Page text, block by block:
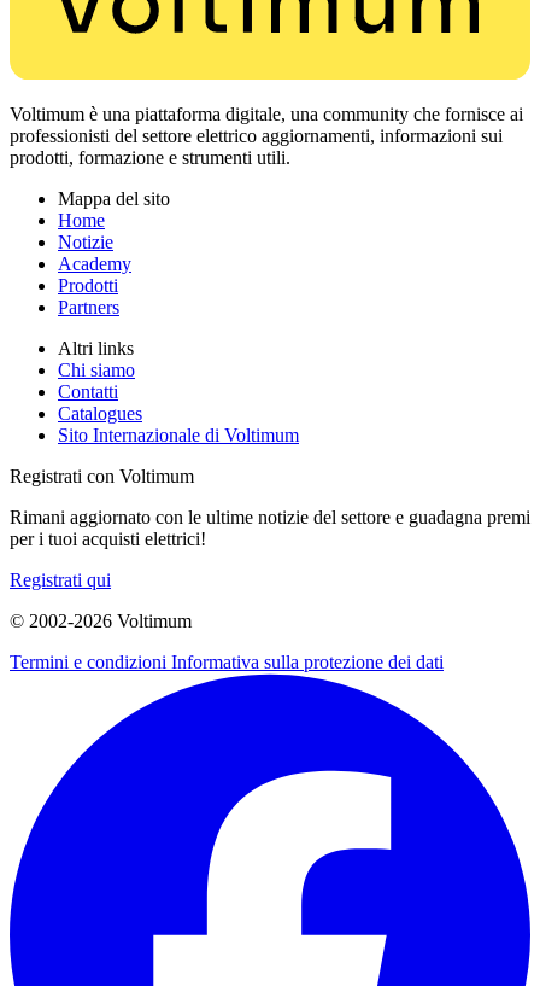
Voltimum è una piattaforma digitale, una community che fornisce ai
professionisti del settore elettrico aggiornamenti, informazioni sui
prodotti, formazione e strumenti utili.
Mappa del sito
Home
Notizie
Academy
Prodotti
Partners
Altri links
Chi siamo
Contatti
Catalogues
Sito Internazionale di Voltimum
Registrati con Voltimum
Rimani aggiornato con le ultime notizie del settore e guadagna premi
per i tuoi acquisti elettrici!
Registrati qui
© 2002-2026 Voltimum
Termini e condizioni Informativa sulla protezione dei dati